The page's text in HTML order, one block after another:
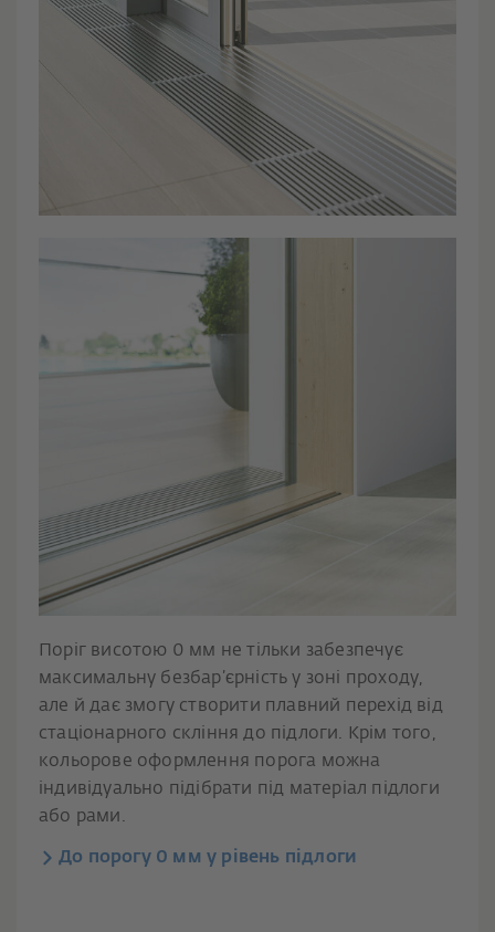
Поріг висотою 0 мм не тільки забезпечує
максимальну безбар’єрність у зоні проходу,
але й дає змогу створити плавний перехід від
стаціонарного скління до підлоги. Крім того,
кольорове оформлення порога можна
індивідуально підібрати під матеріал підлоги
або рами.
До порогу 0 мм у рівень підлоги